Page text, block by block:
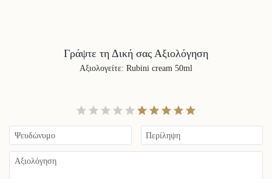
Γράψτε τη Δική σας Αξιολόγηση
Αξιολογείτε: Rubini cream 50ml